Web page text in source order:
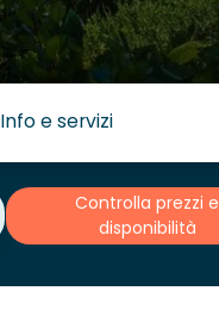
Info e servizi
Controlla prezzi e
disponibilità